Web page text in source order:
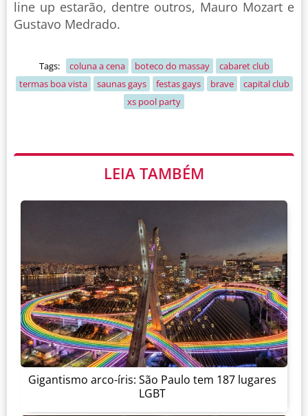
line up estarão, dentre outros, Mauro Mozart e
Gustavo Medrado.
Tags: coluna a cena boteco do massay
cabaret club
termas boa vista
saunas gays festas gays brave
capital club
xs pool party
LEIA TAMBÉM
Gigantismo arco-íris: São Paulo tem 187 lugares
LGBT